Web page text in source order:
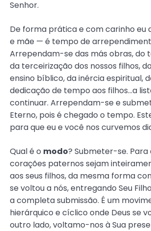
Senhor.
De forma prática e com carinho eu
e mãe — é tempo de
Arrependam-se das más obras, do
da terceirização dos nossos filhos,
ensino bíblico, da inércia espiritual,
dedicação de tempo aos filhos…a
continuar. Arrependam-se e
Eterno, pois é chegado o tempo.
para que eu e você nos curvemos
Qual é o modo? Submeter-se. Para
corações paternos sejam
aos seus filhos, da mesma forma
se voltou a nós, entregando Seu
a completa submissão. É um
hierárquico e cíclico onde Deus se
outro lado, voltamo-nos à Sua